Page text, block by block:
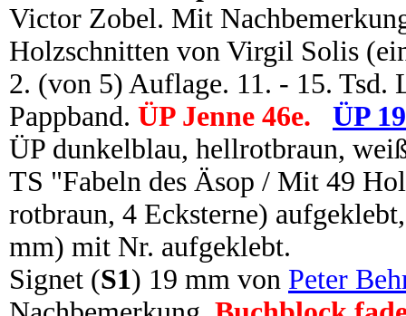
Victor Zobel. Mit
Holzschnitten von Virgil Solis
2. (von 5) Auflage. 11. - 15.
Pappband. ÜP Jenne 46e.
ÜP
ÜP dunkelblau, hellrotbraun,
TS "Fabeln des Äsop / Mit 49
rotbraun, 4 Ecksterne)
mm) mit Nr. aufgeklebt.
Signet (S1) 19 mm von Peter